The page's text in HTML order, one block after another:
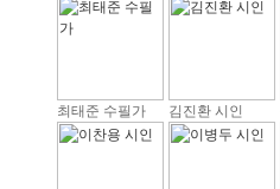
최태준 수필가 김진환 시인